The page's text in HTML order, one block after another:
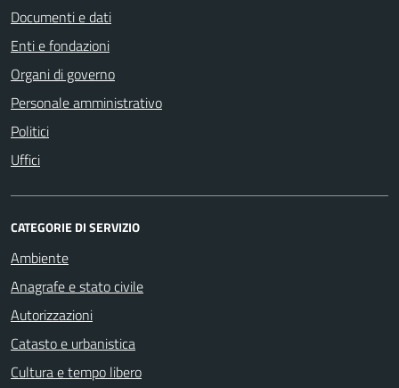
Documenti e dati
Enti e fondazioni
Organi di governo
Personale amministrativo
Politici
Uffici
CATEGORIE DI SERVIZIO
Ambiente
Anagrafe e stato civile
Autorizzazioni
Catasto e urbanistica
Cultura e tempo libero